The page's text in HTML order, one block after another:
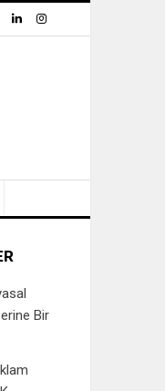
Bir